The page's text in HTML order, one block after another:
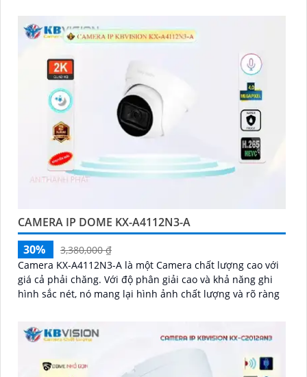
CAMERA IP DOME KX-A4112N3-A
30%
3,380,000 ₫
Camera KX-A4112N3-A là một Camera chất lượng cao với
giá cả phải chăng. Với độ phân giải cao và khả năng ghi
hình sắc nét, nó mang lại hình ảnh chất lượng và rõ ràng